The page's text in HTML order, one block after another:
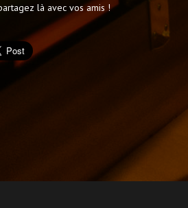
là avec vos amis !